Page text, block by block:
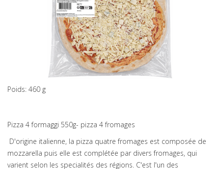
Poids: 460 g
Pizza 4 formaggi 550g- pizza 4 fromages
D'origine italienne, la pizza quatre fromages est composée de
mozzarella puis elle est complétée par divers fromages, qui
varient selon les specialités des régions. C'est l'un des